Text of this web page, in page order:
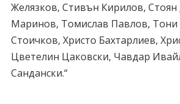
Желязков, Стивън Кирилов, Стоян
Маринов, Томислав Павлов,
Стоичков, Христо Бахтарлиев,
Цветелин Цаковски, Чавдар
Сандански.“